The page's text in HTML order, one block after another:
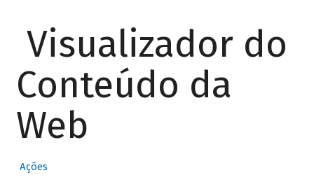
Visualizador do
Conteúdo da
Web
Ações